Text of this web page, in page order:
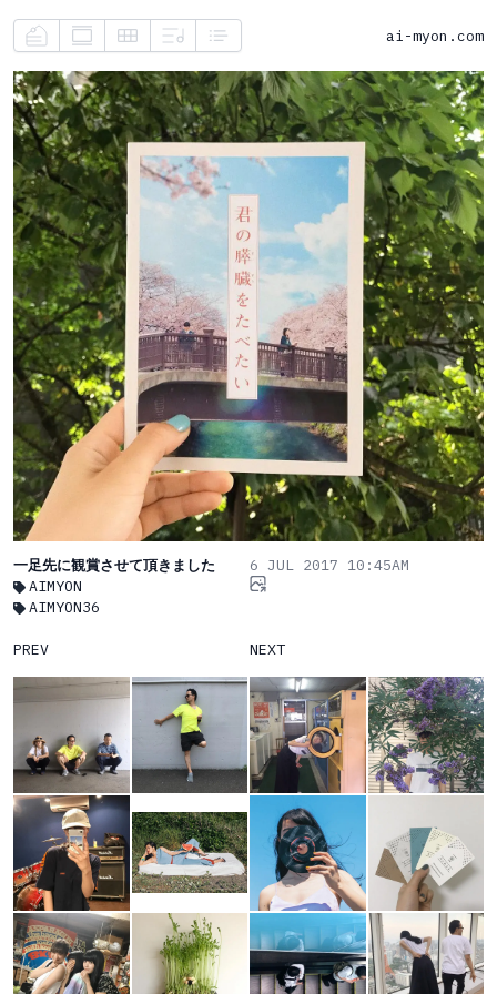
ai-myon.com
一足先に観賞させて頂きました
AIMYON
AIMYON36
6 JUL 2017 10:45AM
PREV NEXT